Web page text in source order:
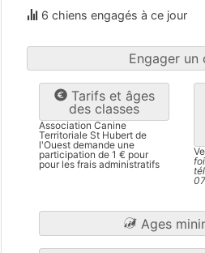
6 chiens engagés à ce jour
Engager un
Tarifs et âges
des classes
Association Canine
Territoriale St Hubert de
l'Ouest demande une
participation de 1 € pour
pour les frais administratifs
Ages